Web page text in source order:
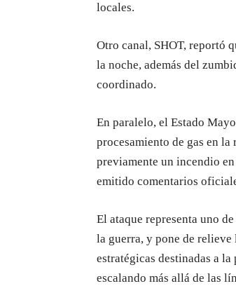
locales.
Otro canal, SHOT, reportó
la noche, además del
coordinado.
En paralelo, el Estado
procesamiento de gas en la
previamente un incendio
emitido comentarios
El ataque representa uno
la guerra, y pone de
estratégicas destinadas a
escalando más allá de las